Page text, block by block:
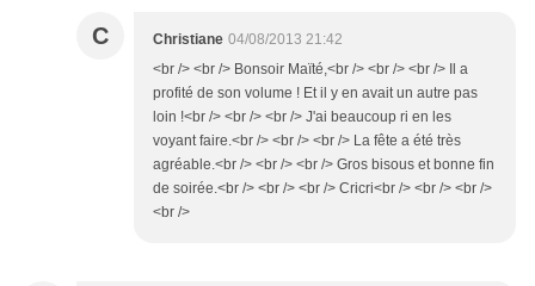
C Christiane 04/08/2013 21:42
<br /> <br /> Bonsoir Maïté,<br /> <br /> <br /> Il a
profité de son volume ! Et il y en avait un autre pas
loin !<br /> <br /> <br /> J'ai beaucoup ri en les
voyant faire.<br /> <br /> <br /> La fête a été très
agréable.<br /> <br /> <br /> Gros bisous et bonne fin
de soirée.<br /> <br /> <br /> Cricri<br /> <br /> <br />
<br />